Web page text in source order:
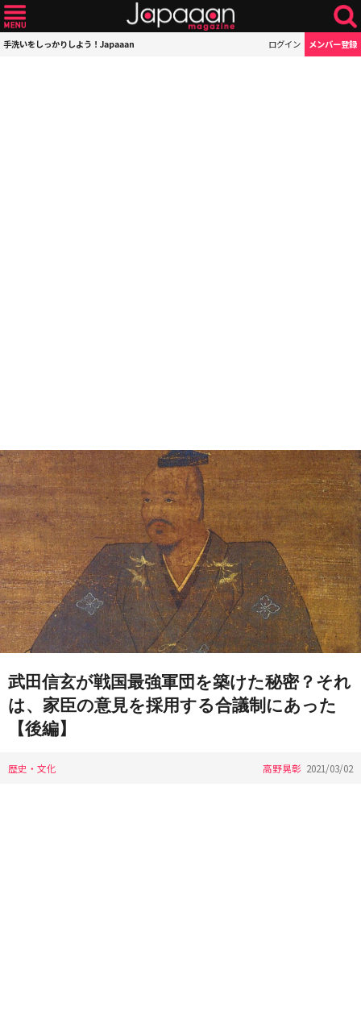
手洗いをしっかりしよう！Japaaan ログイン メンバー登録
武田信玄が戦国最強軍団を築けた秘密？それ
は、家臣の意見を採用する合議制にあった
【後編】
歴史・文化 高野晃彰 2021/03/02